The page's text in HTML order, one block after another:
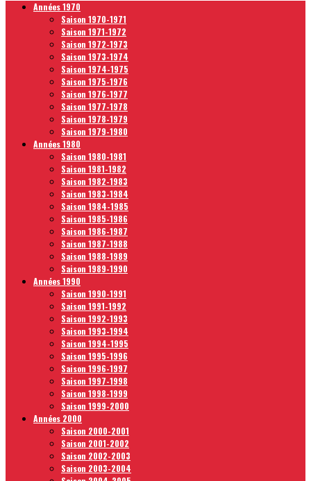
Années 1970
Saison 1970-1971
Saison 1971-1972
Saison 1972-1973
Saison 1973-1974
Saison 1974-1975
Saison 1975-1976
Saison 1976-1977
Saison 1977-1978
Saison 1978-1979
Saison 1979-1980
Années 1980
Saison 1980-1981
Saison 1981-1982
Saison 1982-1983
Saison 1983-1984
Saison 1984-1985
Saison 1985-1986
Saison 1986-1987
Saison 1987-1988
Saison 1988-1989
Saison 1989-1990
Années 1990
Saison 1990-1991
Saison 1991-1992
Saison 1992-1993
Saison 1993-1994
Saison 1994-1995
Saison 1995-1996
Saison 1996-1997
Saison 1997-1998
Saison 1998-1999
Saison 1999-2000
Années 2000
Saison 2000-2001
Saison 2001-2002
Saison 2002-2003
Saison 2003-2004